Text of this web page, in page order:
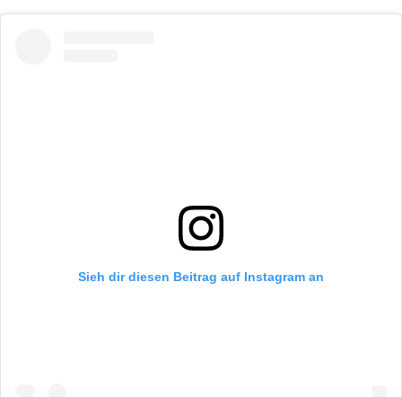
Sieh dir diesen Beitrag auf Instagram an